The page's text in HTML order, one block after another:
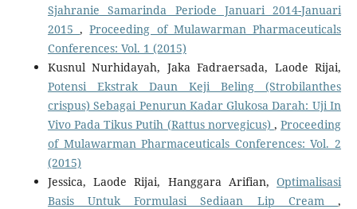
Sjahranie Samarinda Periode Januari 2014-Januari
2015,Proceeding of Mulawarman Pharmaceuticals
Conferences: Vol. 1 (2015)
Kusnul Nurhidayah, Jaka Fadraersada, Laode Rijai,
Potensi Ekstrak Daun Keji Beling (Strobilanthes
crispus) Sebagai Penurun Kadar Glukosa Darah: Uji In
Vivo Pada Tikus Putih (Rattus norvegicus) ,Proceeding
of Mulawarman Pharmaceuticals Conferences: Vol. 2
(2015)
Jessica, Laode Rijai, Hanggara Arifian,Optimalisasi
Basis Untuk Formulasi Sediaan Lip Cream,